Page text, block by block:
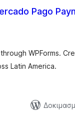
Pago
WPForms.
Latin America.